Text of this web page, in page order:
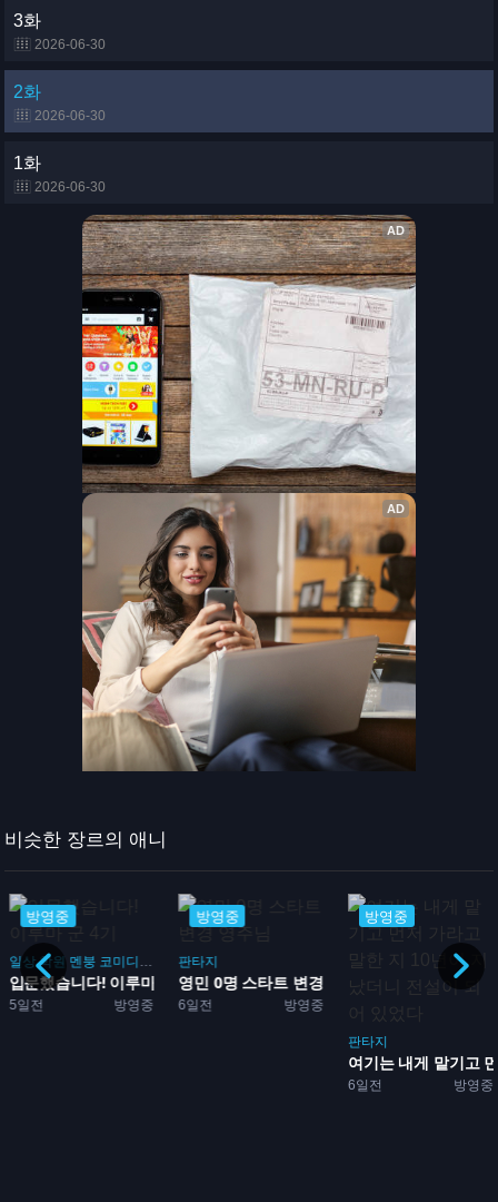
3화
2026-06-30
2화
2026-06-30
1화
2026-06-30
비슷한 장르의 애니
동
방영중
일상 학원 멘붕 코미디 악마 먼치킨
5일전 방영중
입문했습니다! 이루마 군 4...
방영중
판타지
6일전 방영중
영민 0명 스타트 변경 영주...
방영중
판타지
6일전 방영중
여기는 내게 맡기고